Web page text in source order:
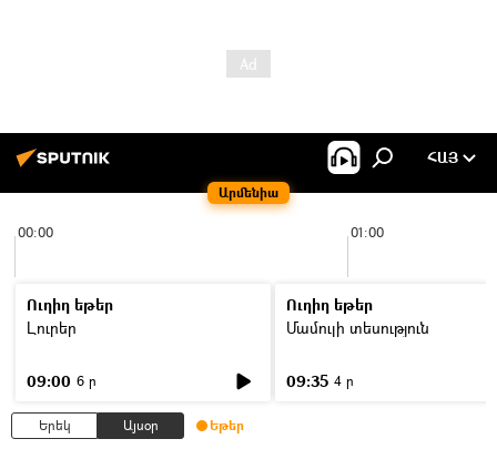
Արմենիա
ՀԱՅ
00:00 01:00
Ուղիղ եթեր
Լուրեր
09:00 6 ր
Ուղիղ եթեր
Մամուլի տեսություն
09:35 4 ր
Երեկ Այսօր Եթեր